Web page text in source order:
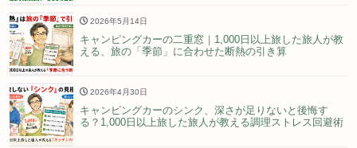
2026年5月14日
キャンピングカーの二重窓｜1,000日以上旅した旅人が教
える、旅の「季節」に合わせた断熱の引き算
2026年4月30日
キャンピングカーのシンク、深さが足りないと後悔す
る？1,000日以上旅した旅人が教える調理ストレス回避術